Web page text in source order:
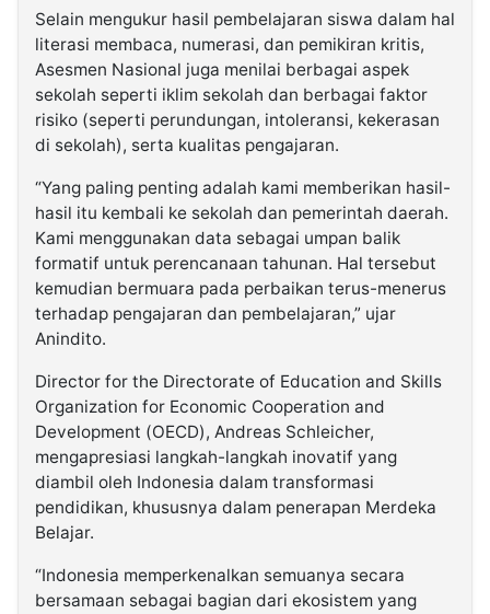
Selain mengukur hasil pembelajaran siswa dalam hal
literasi membaca, numerasi, dan pemikiran kritis,
Asesmen Nasional juga menilai berbagai aspek
sekolah seperti iklim sekolah dan berbagai faktor
risiko (seperti perundungan, intoleransi, kekerasan
di sekolah), serta kualitas pengajaran.
“Yang paling penting adalah kami memberikan hasil-
hasil itu kembali ke sekolah dan pemerintah daerah.
Kami menggunakan data sebagai umpan balik
formatif untuk perencanaan tahunan. Hal tersebut
kemudian bermuara pada perbaikan terus-menerus
terhadap pengajaran dan pembelajaran,” ujar
Anindito.
Director for the Directorate of Education and Skills
Organization for Economic Cooperation and
Development (OECD), Andreas Schleicher,
mengapresiasi langkah-langkah inovatif yang
diambil oleh Indonesia dalam transformasi
pendidikan, khususnya dalam penerapan Merdeka
Belajar.
“Indonesia memperkenalkan semuanya secara
bersamaan sebagai bagian dari ekosistem yang